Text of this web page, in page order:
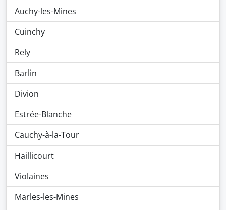
Auchy-les-Mines
Cuinchy
Rely
Barlin
Divion
Estrée-Blanche
Cauchy-à-la-Tour
Haillicourt
Violaines
Marles-les-Mines